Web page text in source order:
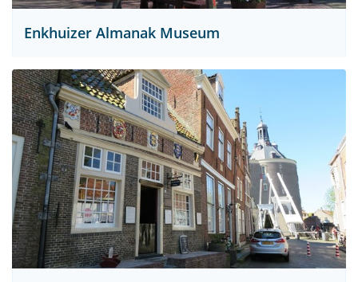
Enkhuizer Almanak Museum